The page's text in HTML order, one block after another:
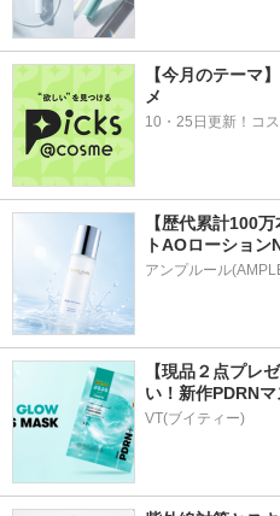
【今月のテーマ
メ
10・25日更新！コ
【歴代累計100
トAOローション
アンプルール
【現品２点プレ
い！新作PDRN
VT(ブイティー)